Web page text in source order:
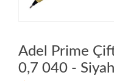
Adel Prime
0,7 040 -